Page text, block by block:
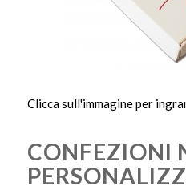
Clicca sull'immagine per
CONFEZIONI